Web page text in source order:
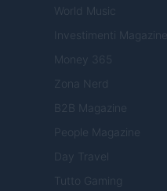
World Music
Investimenti Magazine
Money 365
Zona Nerd
B2B Magazine
People Magazine
Day Travel
Tutto Gaming